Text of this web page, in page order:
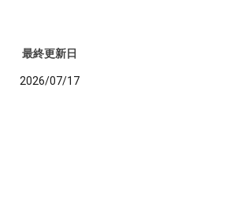
最終更新日
2026/07/17